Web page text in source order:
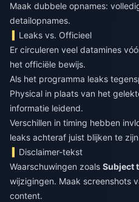
Maak dubbele opnames:
detailopnames.
Leaks vs. Officieel
Er circuleren veel datamines
het officiële bewijs.
Als het programma leaks
Physical in plaats van het
informatie leidend.
Verschillen in timing hebben
leaks achteraf juist blijken te
Disclaimer-tekst
Waarschuwingen zoals Subject
wijzigingen. Maak screenshots
content.